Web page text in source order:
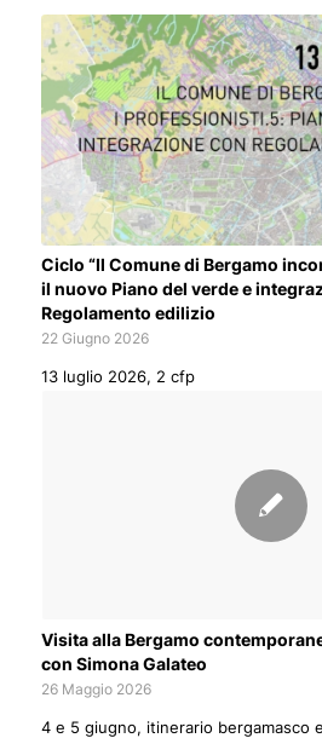
Ciclo “Il Comune di Bergamo
il nuovo Piano del verde e
Regolamento edilizio
22 Giugno 2026
13 luglio 2026, 2 cfp
Visita alla Bergamo
con Simona Galateo
26 Maggio 2026
4 e 5 giugno, itinerario bergamasco